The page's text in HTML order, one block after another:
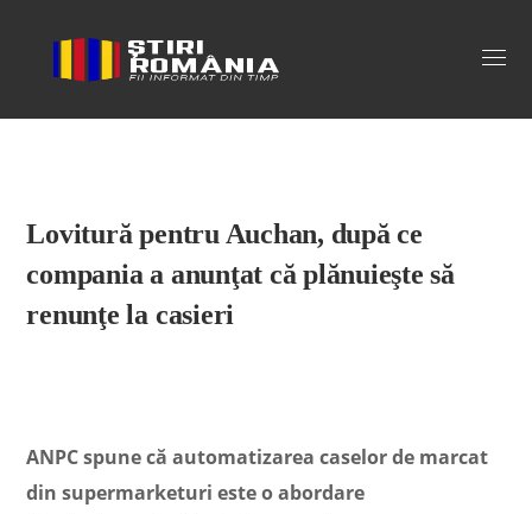
Stiri Romania
Lovitură pentru Auchan, după ce
compania a anunţat că plănuieşte să
renunţe la casieri
ANPC spune că automatizarea caselor de marcat
din supermarketuri este o abordare